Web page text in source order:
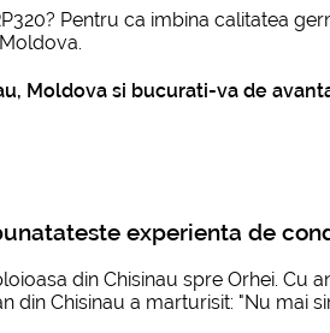
Pentru ca imbina calitatea
Moldova si bucurati-va de
experienta de
din Chisinau spre Orhei.
din Chisinau a marturisit: "Nu mai